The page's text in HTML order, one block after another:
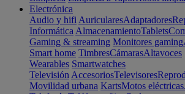
Electrónica
Audio y hifi AuricularesAdaptadores
Informática AlmacenamientoTablets
Gaming & streaming Monitores gaming
Smart home TimbresCámarasAltavoces
Wearables Smartwatches
Televisión AccesoriosTelevisores
Movilidad urbana KartsMotos eléctricas